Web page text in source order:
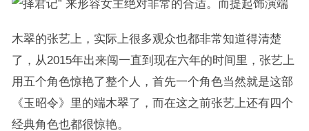
来形容女主绝对非常的合适。而提起饰演端
木翠的张艺上，实际上很多观众也都非常知道得清楚
了，从2015年出来闯一直到现在六年的时间里，张艺上
用五个角色惊艳了整个人，首先一个角色当然就是这部
《玉昭令》里的端木翠了，而在这之前张艺上还有四个
经典角色也都很惊艳。